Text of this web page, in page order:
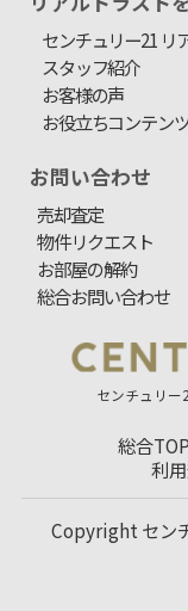
センチュリー21 リ
スタッフ紹介
お客様の声
お役立ちコンテン
お問い合わせ
売却査定
物件リクエスト
お部屋の解約
総合お問い合わせ
センチュリー
総合TOP
利
Copyright セン